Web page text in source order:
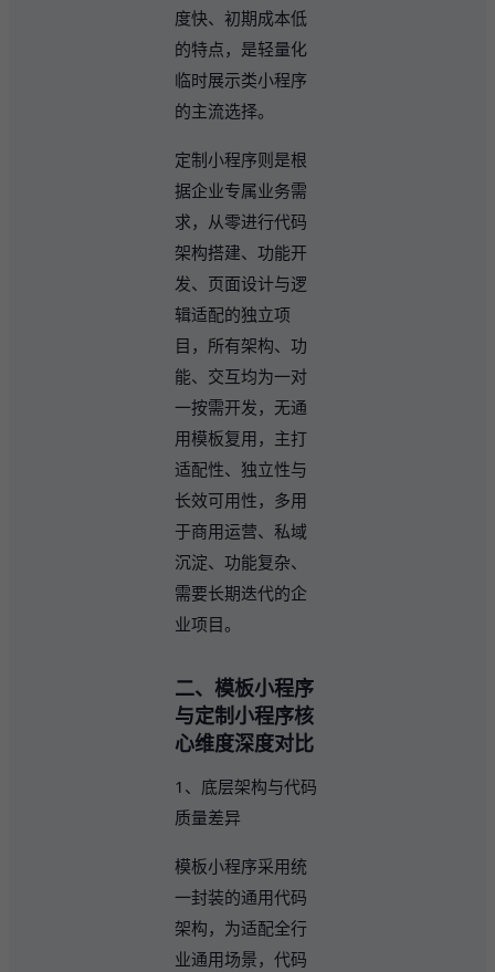
度快、初期成本低
的特点，是轻量化
临时展示类小程序
的主流选择。
定制小程序则是根
据企业专属业务需
求，从零进行代码
架构搭建、功能开
发、页面设计与逻
辑适配的独立项
目，所有架构、功
能、交互均为一对
一按需开发，无通
用模板复用，主打
适配性、独立性与
长效可用性，多用
于商用运营、私域
沉淀、功能复杂、
需要长期迭代的企
业项目。
二、模板小程序
与定制小程序核
心维度深度对比
1、底层架构与代码
质量差异
模板小程序采用统
一封装的通用代码
架构，为适配全行
业通用场景，代码